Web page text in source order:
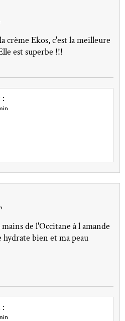
crème Ekos, c'est la meilleure
est superbe !!!
de l'Occitane à l amande
bien et ma peau